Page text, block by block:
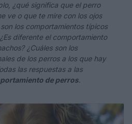
¿qué significa que el perro
ve o que te mire con los ojos
los comportamientos típicos
diferente el comportamiento
¿Cuáles son los
de los perros a los que hay
las respuestas a las
de perros.